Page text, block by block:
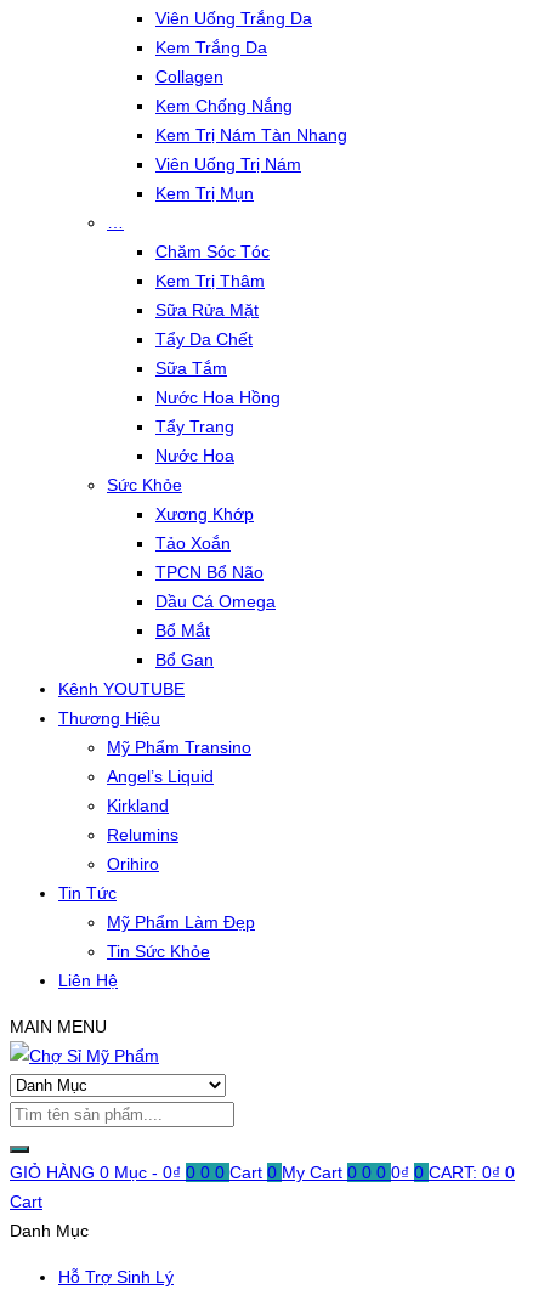
Viên Uống Trắng Da
Kem Trắng Da
Collagen
Kem Chống Nắng
Kem Trị Nám Tàn Nhang
Viên Uống Trị Nám
Kem Trị Mụn
Chăm Sóc Tóc
Kem Trị Thâm
Sữa Rửa Mặt
Tẩy Da Chết
Sữa Tắm
Nước Hoa Hồng
Tẩy Trang
Nước Hoa
Sức Khỏe
Xương Khớp
Tảo Xoắn
TPCN Bổ Não
Dầu Cá Omega
Bổ Mắt
Bổ Gan
Kênh YOUTUBE
Thương Hiệu
Mỹ Phẩm Transino
Angel’s Liquid
Kirkland
Relumins
Orihiro
Tin Tức
Mỹ Phẩm Làm Đẹp
Tin Sức Khỏe
Liên Hệ
MAIN MENU
GIỎ HÀNG 0 Mục - 0₫ 0 0 0 Cart 0 My Cart 0 0 0 0₫ 0 CART: 0₫ 0
Cart
Danh Mục
Hỗ Trợ Sinh Lý